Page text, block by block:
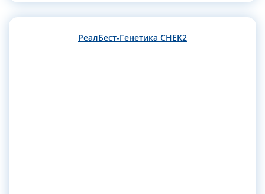
РеалБест-Генетика CHEK2